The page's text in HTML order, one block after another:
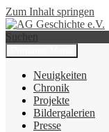
Zum Inhalt springen
AG
Suchen
Neuigkeiten
Chronik
Projekte
Bildergalerien
Presse